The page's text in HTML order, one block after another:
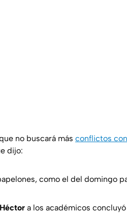
no buscará más conflictos
dijo:
como el del domingo
Héctor a los académicos